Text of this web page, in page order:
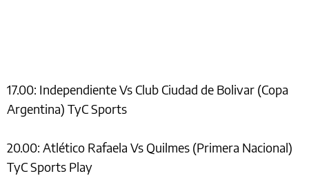
17.00: Independiente Vs Club Ciudad de Bolivar (Copa
Argentina) TyC Sports
20.00: Atlético Rafaela Vs Quilmes (Primera Nacional)
TyC Sports Play